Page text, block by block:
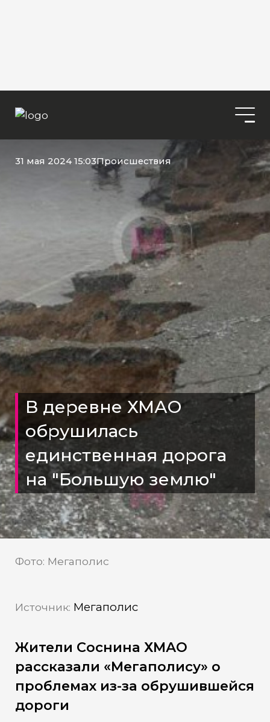
31 мая 2024 15:03Происшествия
В деревне ХМАО
обрушилась
единственная дорога
на "Большую землю"
Фото: Мегаполис
Источник: Мегаполис
Жители Соснина ХМАО
рассказали «Мегаполису» о
проблемах из-за обрушившейся
дороги